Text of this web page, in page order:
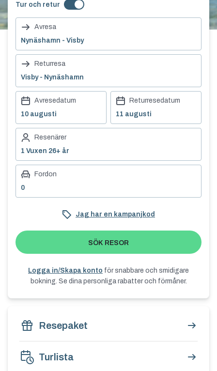
Tur och retur
Avresa
Nynäshamn - Visby
Returresa
Visby - Nynäshamn
Avresedatum
10 augusti
Returresedatum
11 augusti
Resenärer
1 Vuxen 26+ år
Fordon
0
Jag har en kampanjkod
SÖK RESOR
Logga in/Skapa konto för snabbare och smidigare
bokning. Se dina personliga rabatter och förmåner.
Resepaket
Turlista